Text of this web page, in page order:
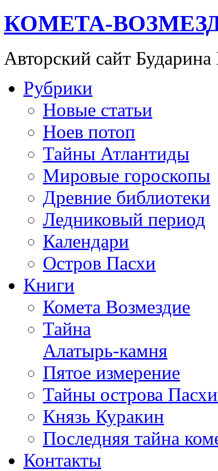
КОМЕТА-
Авторский сайт
Рубрики
Новые статьи
Ноев потоп
Тайны Атлантиды
Мировые гороскопы
Древние библиотеки
Ледниковый период
Календари
Остров Пасхи
Книги
Комета Возмездие
Тайна
Алатырь-камня
Пятое измерение
Тайны острова
Князь Куракин
Последняя тайна
Контакты